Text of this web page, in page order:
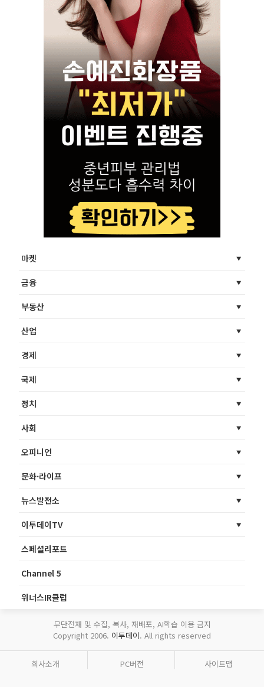
마켓
금융
부동산
산업
경제
국제
정치
사회
오피니언
문화·라이프
뉴스발전소
이투데이TV
스페셜리포트
Channel 5
위너스IR클럽
무단전재 및 수집, 복사, 재배포, AI학습 이용 금지
Copyright 2006. 이투데이. All rights reserved
회사소개 PC버전 사이트맵